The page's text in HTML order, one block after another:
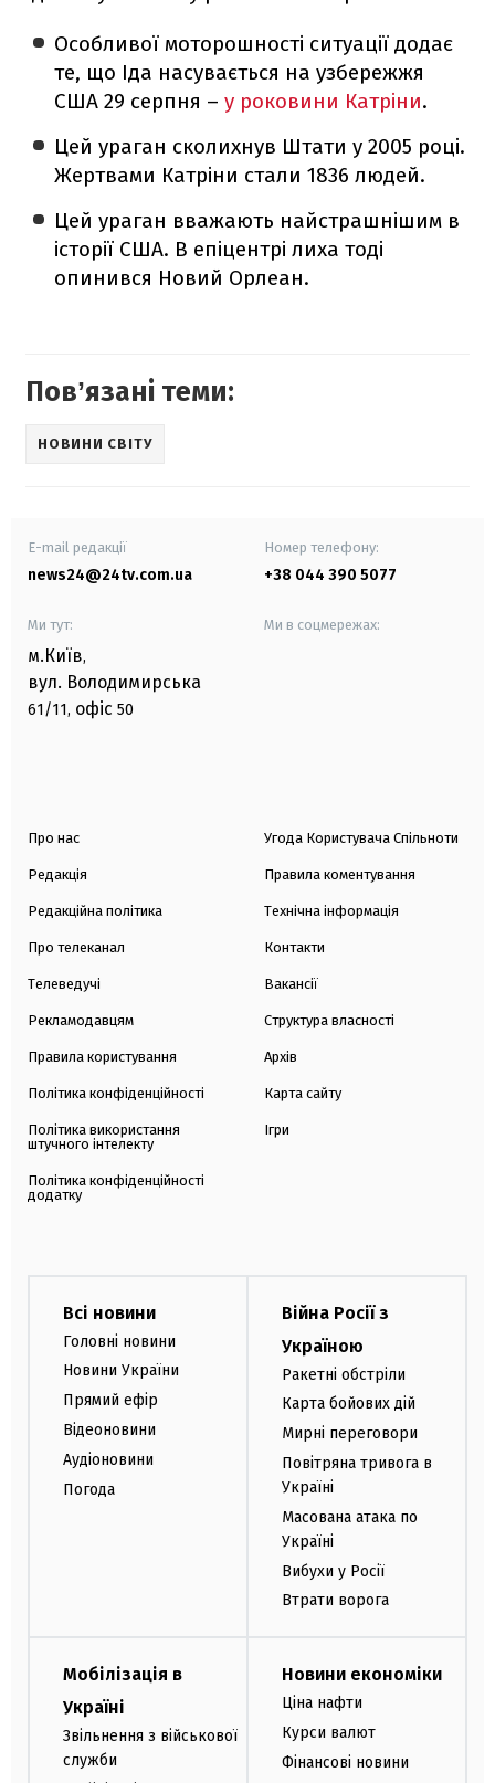
Особливої моторошності ситуації додає
те, що Іда насувається на узбережжя
США 29 серпня –у роковини Катріни.
Цей ураган сколихнув Штати у 2005 році.
Жертвами Катріни стали 1836 людей.
Цей ураган вважають найстрашнішим в
історії США. В епіцентрі лиха тоді
опинився Новий Орлеан.
Повʼязані теми:
НОВИНИ СВІТУ
E-mail редакції
news24@24tv.com.ua
Номер телефону:
+38 044 390 5077
Ми тут:
м.Київ,
вул. Володимирська
61/11, офіс 50
Ми в соцмережах:
Про нас
Редакція
Редакційна політика
Про телеканал
Телеведучі
Рекламодавцям
Правила користування
Політика конфіденційності
Політика використання
штучного інтелекту
Політика конфіденційності
додатку
Угода Користувача Спільноти
Правила коментування
Технічна інформація
Контакти
Вакансії
Структура власності
Архів
Карта сайту
Ігри
Всі новини
Головні новини
Новини України
Прямий ефір
Відеоновини
Аудіоновини
Погода
Війна Росії з
Україною
Ракетні обстріли
Карта бойових дій
Мирні переговори
Повітряна тривога в
Україні
Масована атака по
Україні
Вибухи у Росії
Втрати ворога
Мобілізація в
Україні
Звільнення з військової
служби
Новини економіки
Ціна нафти
Курси валют
Фінансові новини